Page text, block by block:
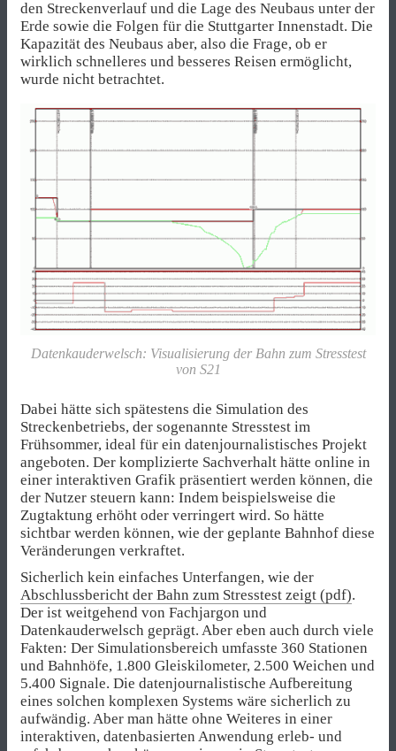
den Streckenverlauf und die Lage des Neubaus unter der
Erde sowie die Folgen für die Stuttgarter Innenstadt. Die
Kapazität des Neubaus aber, also die Frage, ob er
wirklich schnelleres und besseres Reisen ermöglicht,
wurde nicht betrachtet.
Datenkauderwelsch: Visualisierung der Bahn zum Stresstest
von S21
Dabei hätte sich spätestens die Simulation des
Streckenbetriebs, der sogenannte Stresstest im
Frühsommer, ideal für ein datenjournalistisches Projekt
angeboten. Der komplizierte Sachverhalt hätte online in
einer interaktiven Grafik präsentiert werden können, die
der Nutzer steuern kann: Indem beispielsweise die
Zugtaktung erhöht oder verringert wird. So hätte
sichtbar werden können, wie der geplante Bahnhof diese
Veränderungen verkraftet.
Sicherlich kein einfaches Unterfangen, wie der
Abschlussbericht der Bahn zum Stresstest zeigt (pdf).
Der ist weitgehend von Fachjargon und
Datenkauderwelsch geprägt. Aber eben auch durch viele
Fakten: Der Simulationsbereich umfasste 360 Stationen
und Bahnhöfe, 1.800 Gleiskilometer, 2.500 Weichen und
5.400 Signale. Die datenjournalistische Aufbereitung
eines solchen komplexen Systems wäre sicherlich zu
aufwändig. Aber man hätte ohne Weiteres in einer
interaktiven, datenbasierten Anwendung erleb- und